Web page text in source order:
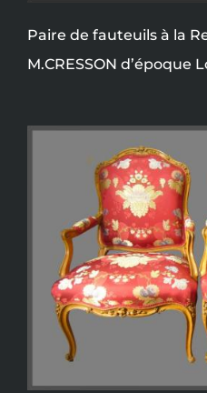
Paire de fauteuils à la
M.CRESSON d’époque